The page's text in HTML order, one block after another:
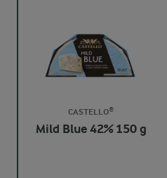
CASTELLO®
Mild Blue 42% 150 g